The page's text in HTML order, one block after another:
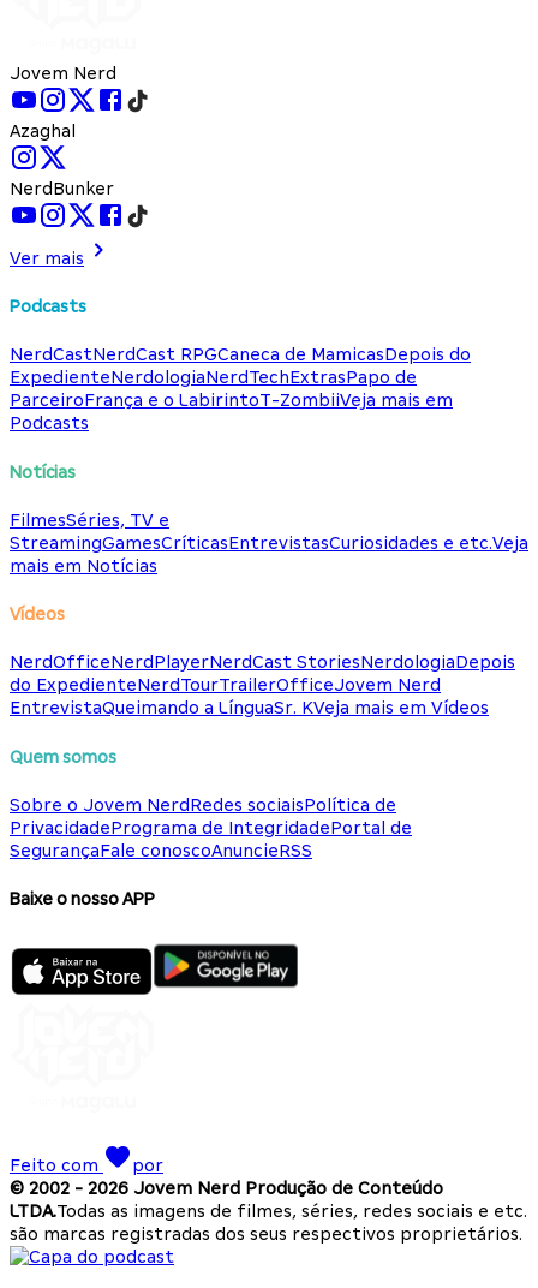
Jovem Nerd
Azaghal
NerdBunker
Ver mais
Podcasts
NerdCastNerdCast RPGCaneca de MamicasDepois do
ExpedienteNerdologiaNerdTechExtrasPapo de
ParceiroFrança e o LabirintoT-ZombiiVeja mais em
Podcasts
Notícias
FilmesSéries, TV e
StreamingGamesCríticasEntrevistasCuriosidades e etc.Veja
mais em Notícias
Vídeos
NerdOfficeNerdPlayerNerdCast StoriesNerdologiaDepois
do ExpedienteNerdTourTrailerOfficeJovem Nerd
EntrevistaQueimando a LínguaSr. KVeja mais em Vídeos
Quem somos
Sobre o Jovem NerdRedes sociaisPolítica de
PrivacidadePrograma de IntegridadePortal de
SegurançaFale conoscoAnuncieRSS
Baixe o nosso APP
Feito com
por
© 2002 - 2026 Jovem Nerd Produção de Conteúdo
LTDA.Todas as imagens de filmes, séries, redes sociais e etc.
são marcas registradas dos seus respectivos proprietários.